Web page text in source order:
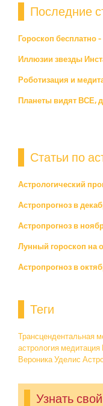
Последние
Гороскоп бесплатно
Иллюзии звезды
Роботизация и
Планеты видят ВСЕ,
Статьи по
Астрологический
Астропрогноз в
Астропрогноз в
Лунный гороскоп на
Астропрогноз в
Теги
Трансцендентальная
астрология медитация
Вероника Уделис
Узнать